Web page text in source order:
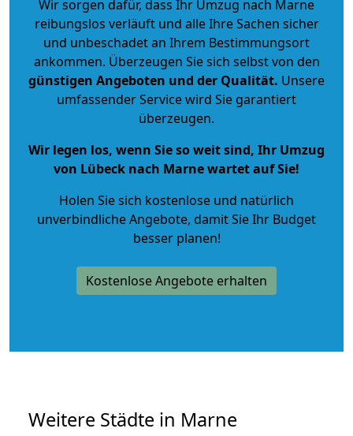
Wir sorgen dafür, dass Ihr Umzug nach Marne
reibungslos verläuft und alle Ihre Sachen sicher
und unbeschadet an Ihrem Bestimmungsort
ankommen. Überzeugen Sie sich selbst von den
günstigen Angeboten und der Qualität. Unsere
umfassender Service wird Sie garantiert
überzeugen.
Wir legen los, wenn Sie so weit sind, Ihr Umzug
von Lübeck nach Marne wartet auf Sie!
Holen Sie sich kostenlose und natürlich
unverbindliche Angebote, damit Sie Ihr Budget
besser planen!
Kostenlose Angebote erhalten
Weitere Städte in Marne